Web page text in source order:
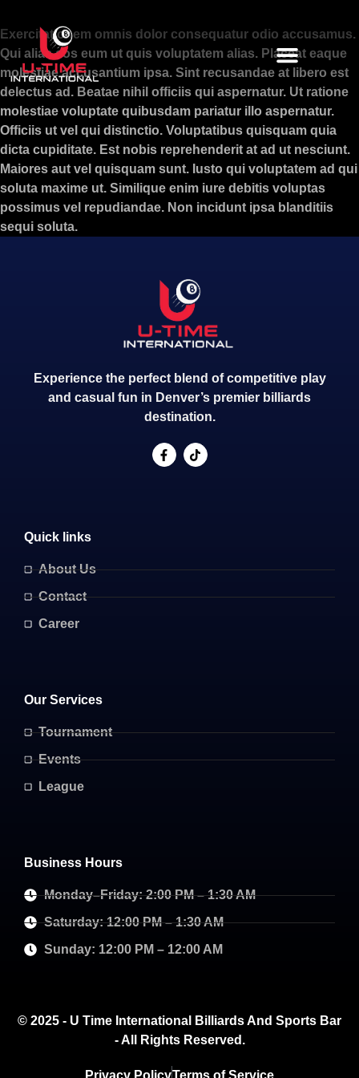
Exercitationem omnis dolor consequatur odio accusamus.
Qui alias eos eum ut quis voluptatem alias. Placeat eaque
molestiae accusantium ipsa. Sint recusandae at libero est
delectus ad. Beatae nihil officiis qui aspernatur. Ut ratione
molestiae voluptate quibusdam pariatur illo aspernatur.
Officiis ut vel qui distinctio. Voluptatibus quisquam quia
dicta cupiditate. Est nobis reprehenderit at ad ut nesciunt.
Maiores aut vel quisquam sunt. Iusto qui voluptatem ad qui
soluta maxime ut. Similique enim iure debitis voluptas
possimus vel repudiandae. Non incidunt ipsa blanditiis
sequi soluta.
Experience the perfect blend of competitive play
and casual fun in Denver’s premier billiards
destination.
Quick links
About Us
Contact
Career
Our Services
Tournament
Events
League
Business Hours
Monday–Friday: 2:00 PM – 1:30 AM
Saturday: 12:00 PM – 1:30 AM
Sunday: 12:00 PM – 12:00 AM
© 2025 - U Time International Billiards And Sports Bar
- All Rights Reserved.